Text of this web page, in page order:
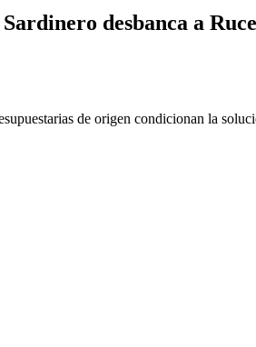
desbanca a
de origen condicionan la